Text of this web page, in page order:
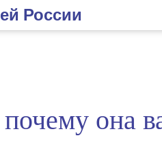
России
она